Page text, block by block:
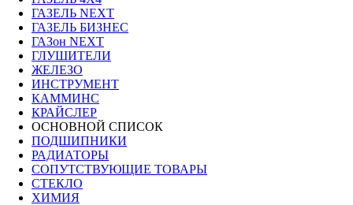
ГАЗЕЛЬ NEXT
ГАЗЕЛЬ БИЗНЕС
ГАЗон NEXT
ГЛУШИТЕЛИ
ЖЕЛЕЗО
ИНСТРУМЕНТ
КАММИНС
КРАЙСЛЕР
ОСНОВНОЙ СПИСОК
ПОДШИПНИКИ
РАДИАТОРЫ
СОПУТСТВУЮЩИЕ ТОВАРЫ
СТЕКЛО
ХИМИЯ